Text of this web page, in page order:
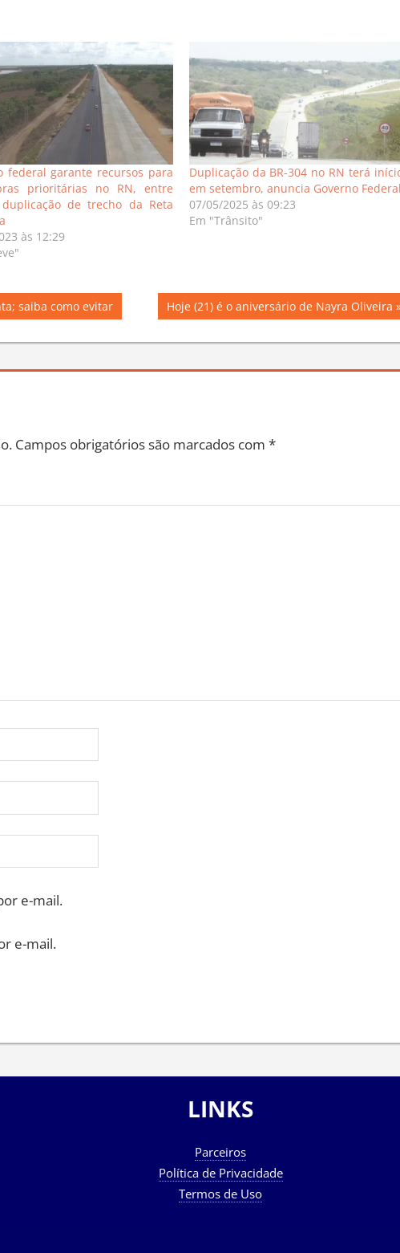
federal garante recursos para
prioritárias no RN, entre
de trecho da Reta
às 12:29
Duplicação da BR-304 no RN terá
em setembro, anuncia Governo
07/05/2025 às 09:23
Em "Trânsito"
saiba como evitar
Next
Post:
Hoje (21) é o aniversário de Nayra Oliveira
Campos obrigatórios são marcados com *
e-mail.
e-mail.
LINKS
Parceiros
Política de Privacidade
Termos de Uso